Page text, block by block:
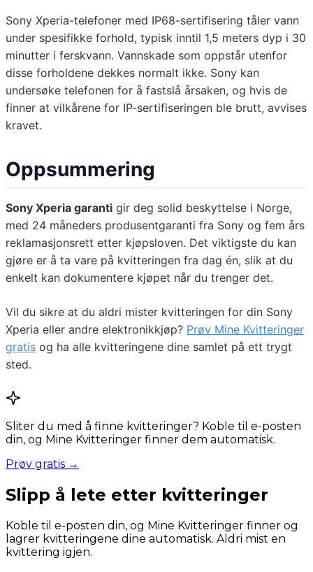
Sony Xperia-telefoner med IP68-sertifisering tåler vann
under spesifikke forhold, typisk inntil 1,5 meters dyp i 30
minutter i ferskvann. Vannskade som oppstår utenfor
disse forholdene dekkes normalt ikke. Sony kan
undersøke telefonen for å fastslå årsaken, og hvis de
finner at vilkårene for IP-sertifiseringen ble brutt, avvises
kravet.
Oppsummering
Sony Xperia garanti gir deg solid beskyttelse i Norge,
med 24 måneders produsentgaranti fra Sony og fem års
reklamasjonsrett etter kjøpsloven. Det viktigste du kan
gjøre er å ta vare på kvitteringen fra dag én, slik at du
enkelt kan dokumentere kjøpet når du trenger det.
Vil du sikre at du aldri mister kvitteringen for din Sony
Xperia eller andre elektronikkjøp? Prøv Mine Kvitteringer
gratis og ha alle kvitteringene dine samlet på ett trygt
sted.
Sliter du med å finne kvitteringer? Koble til e-posten
din, og Mine Kvitteringer finner dem automatisk.
Prøv gratis →
Slipp å lete etter kvitteringer
Koble til e-posten din, og Mine Kvitteringer finner og
lagrer kvitteringene dine automatisk. Aldri mist en
kvittering igjen.